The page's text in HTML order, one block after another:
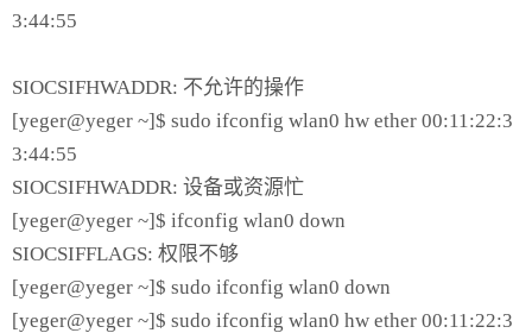
3:44:55
SIOCSIFHWADDR: 不允许的操作
[yeger@yeger ~]$ sudo ifconfig wlan0 hw ether 00:11:22:3
3:44:55
SIOCSIFHWADDR: 设备或资源忙
[yeger@yeger ~]$ ifconfig wlan0 down
SIOCSIFFLAGS: 权限不够
[yeger@yeger ~]$ sudo ifconfig wlan0 down
[yeger@yeger ~]$ sudo ifconfig wlan0 hw ether 00:11:22:3